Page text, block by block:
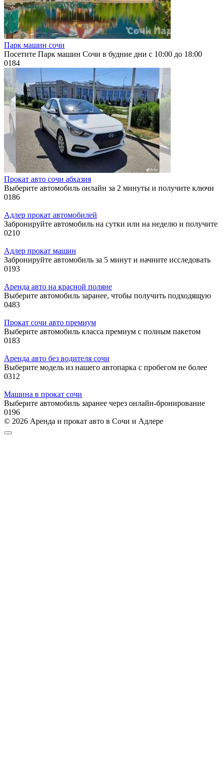
Парк машин сочи
Посетите Парк машин Сочи в будние дни с 10:00 до 18:00
0184
Прокат авто сочи абхазия
Выберите автомобиль онлайн за 2 минуты и получите ключи
0186
Адлер прокат автомобилей
Забронируйте автомобиль на сутки или на неделю и получите
0210
Адлер прокат машин
Забронируйте автомобиль за 5 минут и начните исследовать
0193
Аренда авто на красной поляне
Выберите автомобиль заранее, чтобы получить подходящую
0483
Прокат сочи авто премиум
Выберите автомобиль класса премиум с полным пакетом
0183
Аренда авто без водителя сочи
Выберите модель из нашего автопарка с пробегом не более
0312
Машина в прокат сочи
Выберите автомобиль заранее через онлайн-бронирование
0196
© 2026 Аренда и прокат авто в Сочи и Адлере